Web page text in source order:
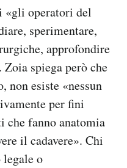
«gli operatori del
sperimentare,
approfondire
spiega però che
non esiste «nessun
per fini
che fanno anatomia
il cadavere». Chi
legale o